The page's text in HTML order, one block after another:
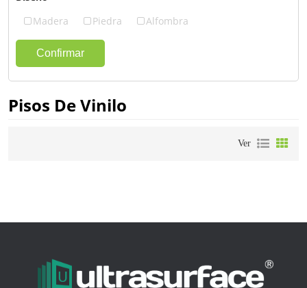
Madera
Piedra Alfombra
Confirmar
Pisos De Vinilo
Ver